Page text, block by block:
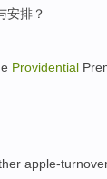
安排 ？
Providential
apple-